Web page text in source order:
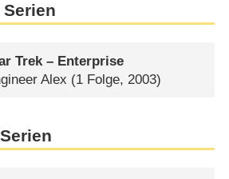
Trek – Enterprise
Alex (1 Folge, 2003)